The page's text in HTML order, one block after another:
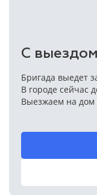
С
Бригада выедет
В городе сейчас
Выезжаем на дом